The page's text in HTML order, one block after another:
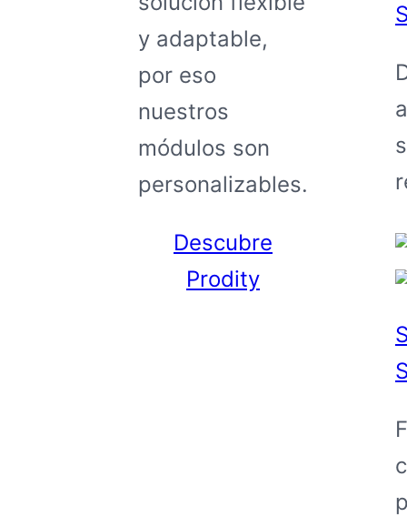
y adaptable,
por eso
nuestros
módulos son
personalizables.
Descubre
Prodity